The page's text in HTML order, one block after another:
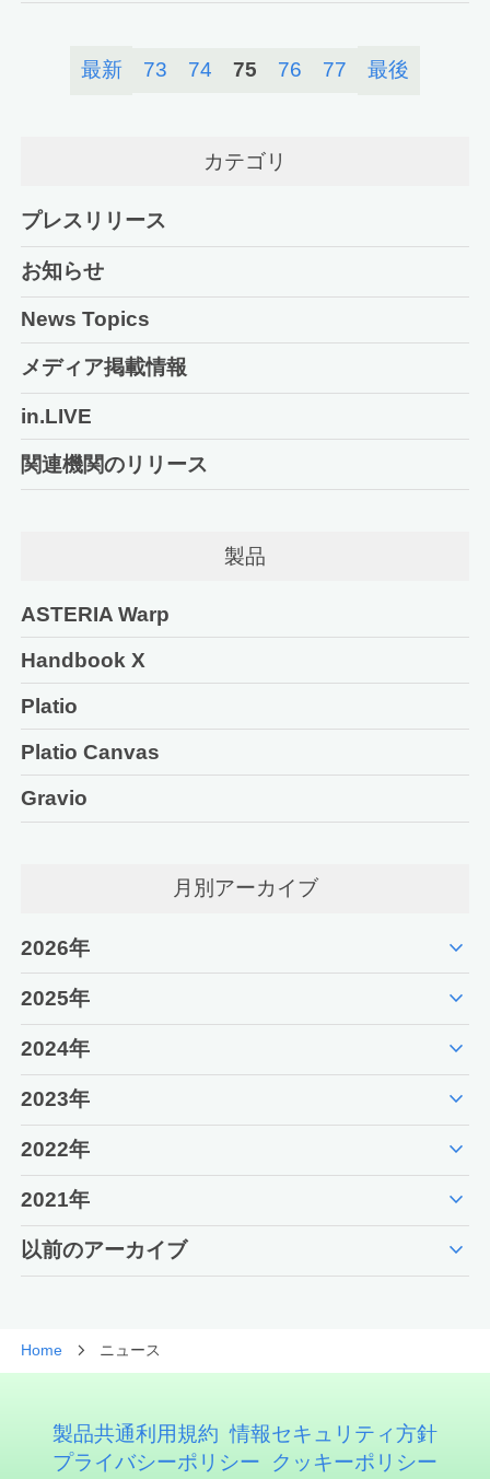
最新 73 74 75 76 77 最後
カテゴリ
プレスリリース
お知らせ
News Topics
メディア掲載情報
in.LIVE
関連機関のリリース
製品
ASTERIA Warp
Handbook X
Platio
Platio Canvas
Gravio
月別アーカイブ
2026年 expand_more
2025年 expand_more
2024年 expand_more
2023年 expand_more
2022年 expand_more
2021年 expand_more
以前のアーカイブ expand_more
Home ニュース
製品共通利用規約 情報セキュリティ方針
プライバシーポリシー
クッキーポリシー